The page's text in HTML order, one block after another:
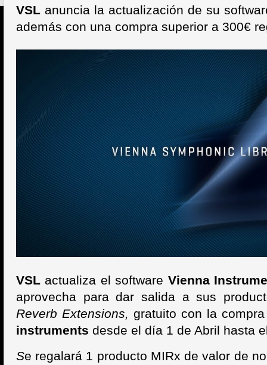
VSL anuncia la actualización de su
además con una compra superior a 300€
VSL actualiza el software Vienna
aprovecha para dar salida a sus
Reverb Extensions, gratuito con la
instruments desde el día 1 de Abril hasta
Se regalará 1 producto MIRx de valor de